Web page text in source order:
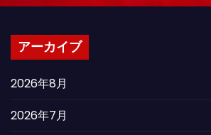
アーカイブ
2026年8月
2026年7月